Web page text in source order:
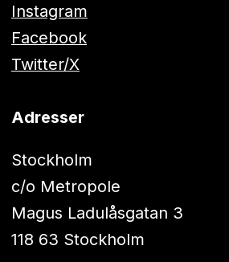
Instagram
Facebook
Twitter/X
Adresser
Stockholm
c/o Metropole
Magus Ladulåsgatan 3
118 63 Stockholm